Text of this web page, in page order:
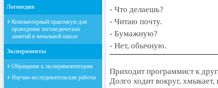
Логопедия
Компьютерный практикум для
проведения логопедических
занятий в начальной школе
Эксперименты
Обращение к экспериментаторам
Научно-исследовательские работы
- Что делаешь?
- Читаю почту.
- Бумажную?
- Нет, обычную.
Приходит программист к
Долго ходит вокруг, хмыкает,